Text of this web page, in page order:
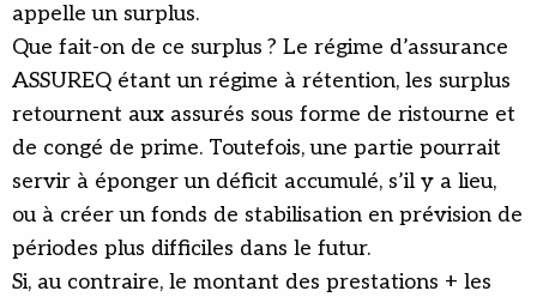
appelle un surplus.
Que fait-on de ce surplus ? Le régime d’assurance
ASSUREQ étant un régime à rétention, les surplus
retournent aux assurés sous forme de ristourne et
de congé de prime. Toutefois, une partie pourrait
servir à éponger un déficit accumulé, s’il y a lieu,
ou à créer un fonds de stabilisation en prévision de
périodes plus difficiles dans le futur.
Si, au contraire, le montant des prestations + les